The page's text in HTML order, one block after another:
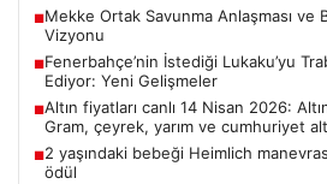
■Mekke Ortak Savunma Anlaşması ve
Vizyonu
■Fenerbahçe’nin İstediği Lukaku’yu
Ediyor: Yeni Gelişmeler
■Altın fiyatları canlı 14 Nisan 2026:
Gram, çeyrek, yarım ve cumhuriyet
■2 yaşındaki bebeği Heimlich
ödül